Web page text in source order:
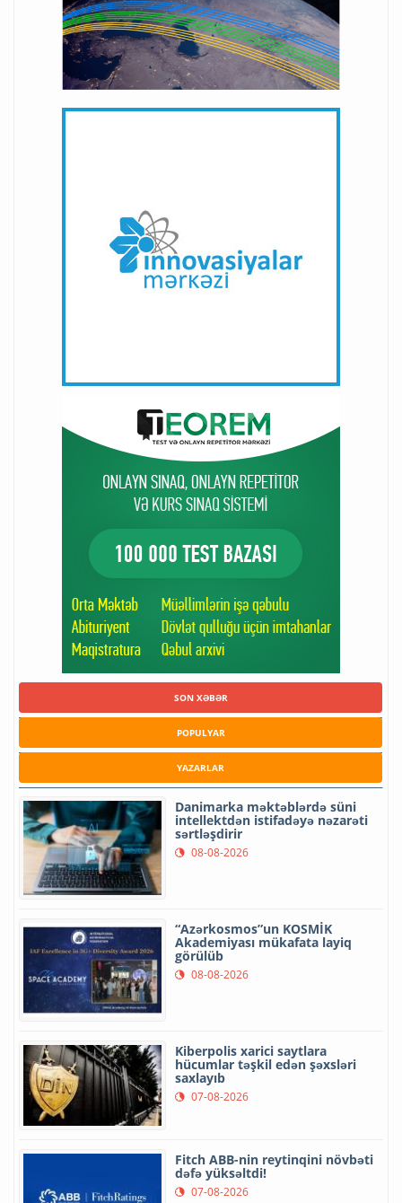
SON XƏBƏR
POPULYAR
YAZARLAR
Danimarka məktəblərdə süni
intellektdən istifadəyə nəzarəti
sərtləşdirir
08-08-2026
“Azərkosmos”un KOSMİK
Akademiyası mükafata layiq
görülüb
08-08-2026
Kiberpolis xarici saytlara
hücumlar təşkil edən şəxsləri
saxlayıb
07-08-2026
Fitch ABB-nin reytinqini növbəti
dəfə yüksəltdi!
07-08-2026